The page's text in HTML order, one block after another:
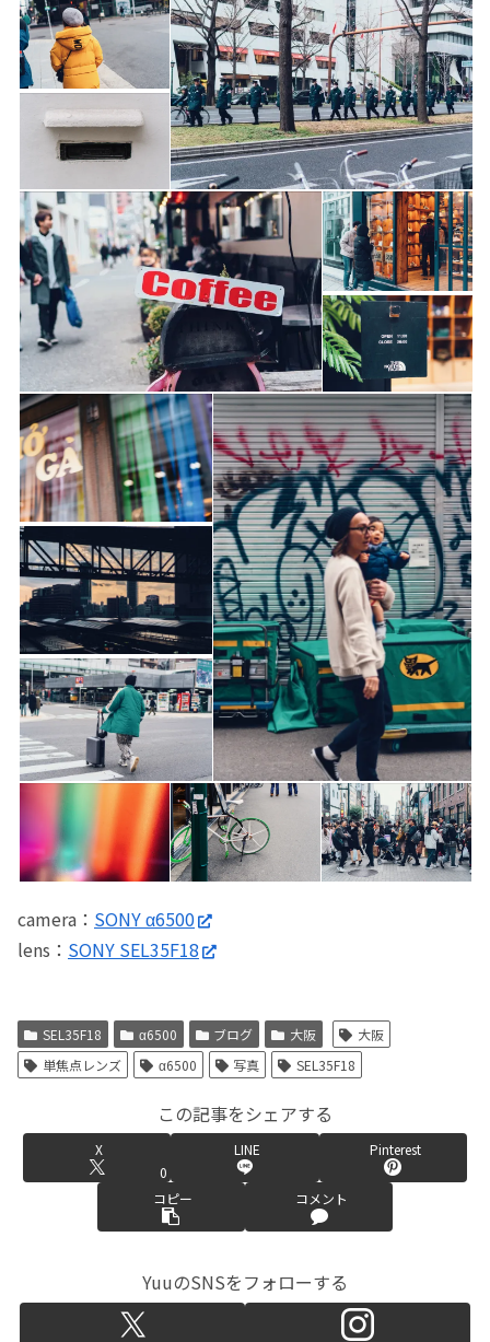
camera： SONY α6500
lens： SONY SEL35F18
SEL35F18 α6500 ブログ 大阪
大阪
単焦点レンズ
α6500 写真 SEL35F18
この記事をシェアする
X
0
LINE Pinterest
コピー コメント
YuuのSNSをフォローする